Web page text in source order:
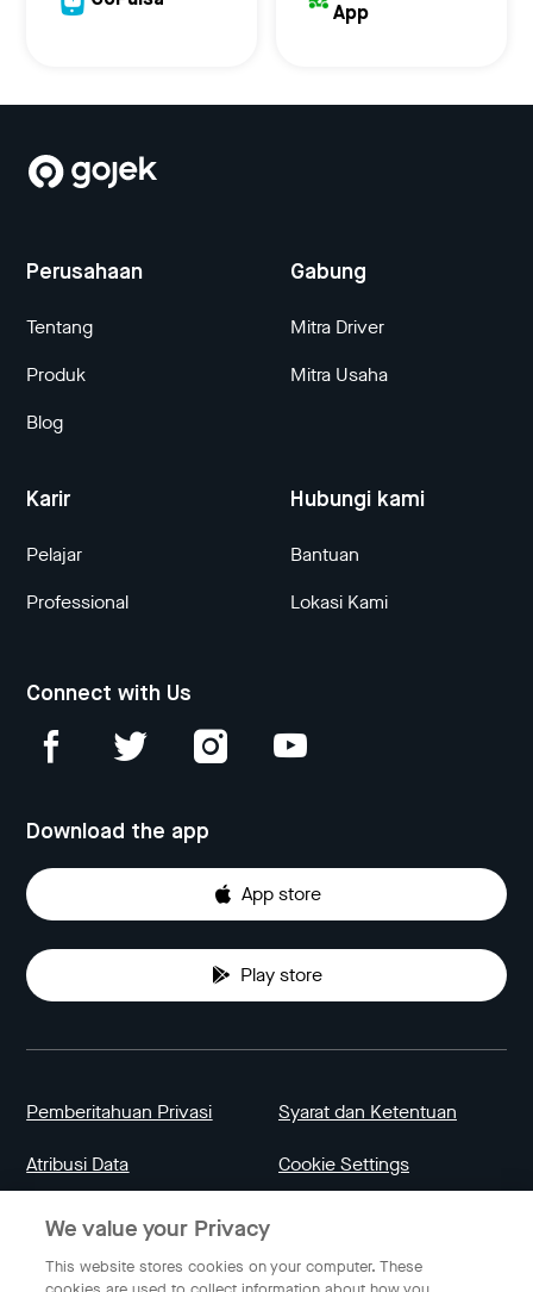
App
Perusahaan
Tentang
Produk
Blog
Gabung
Mitra Driver
Mitra Usaha
Karir
Pelajar
Professional
Hubungi kami
Bantuan
Lokasi Kami
Connect with Us
Download the app
App store
Play store
Pemberitahuan Privasi Syarat dan Ketentuan
Atribusi Data Cookie Settings
We value your Privacy
This website stores cookies on your computer. These